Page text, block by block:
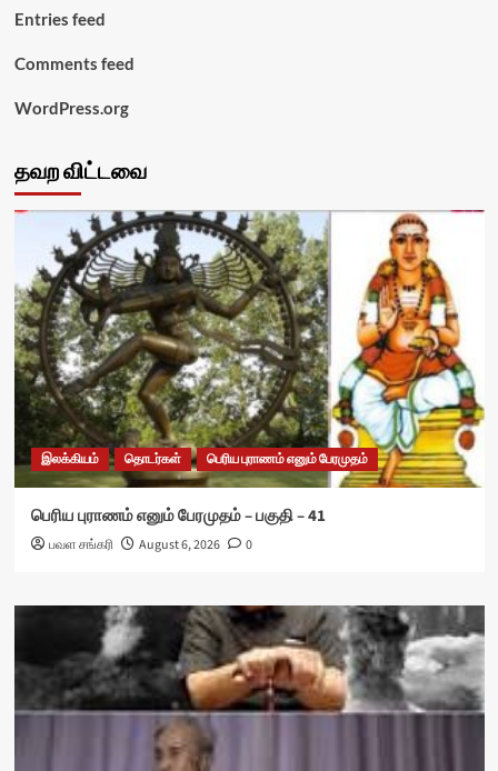
Entries feed
Comments feed
WordPress.org
தவற விட்டவை
இலக்கியம் தொடர்கள் பெரிய புராணம் எனும் பேரமுதம்
பெரிய புராணம் எனும் பேரமுதம் – பகுதி – 41
பவள சங்கரி August 6, 2026 0